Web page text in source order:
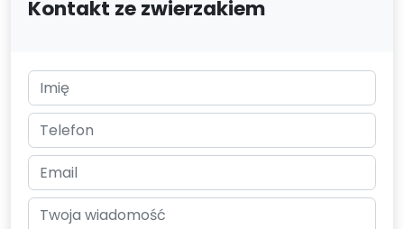
Kontakt ze zwierzakiem